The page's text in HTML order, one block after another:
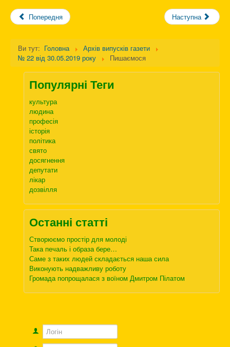
Попередня Наступна
Ви тут: Головна
Архів випусків газети
№ 22 від 30.05.2019 року
Пишаємося
Популярні Теги
культура
людина
професія
історія
політика
свято
досягнення
депутати
лікар
дозвілля
Останні статті
Створюємо простір для молоді
Така печаль і образа бере…
Саме з таких людей складається наша сила
Виконують надважливу роботу
Громада попрощалася з воїном Дмитром Пілатом
Логін